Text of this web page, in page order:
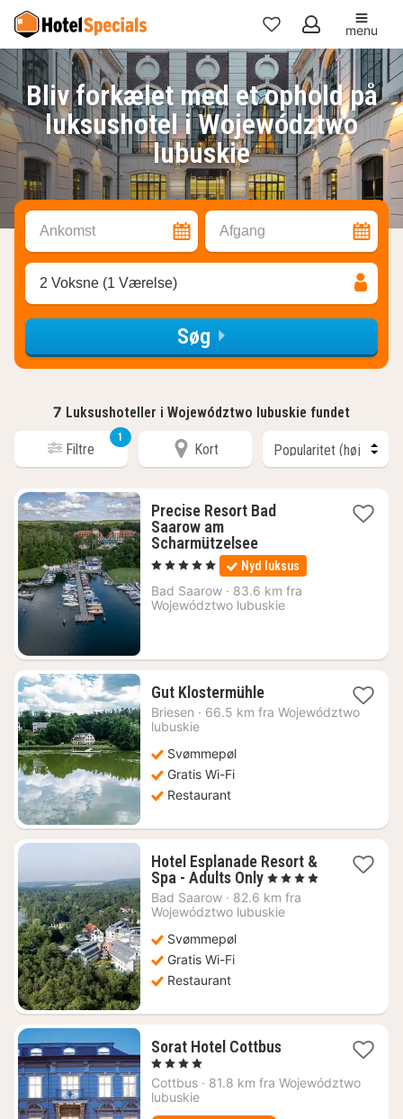
Mine
favoritter
menu
Bliv forkælet med et ophold på
luksushotel i Województwo
lubuskie
Ankomst Afgang
2 Voksne (1 Værelse)
Søg
7 Luksushoteller i Województwo lubuskie fundet
Filtre
1
Kort
Precise Resort Bad
Saarow am
Scharmützelsee2
nætter
fra
1138
kr.
, 5 Stjerner Nyd luksus
Bad Saarow · 83.6 km fra
Województwo lubuskie
Gut Klostermühle1
nat
Briesen · 66.5 km fra Województwo
lubuskie
Svømmepøl
Gratis Wi-Fi
Restaurant
Hotel Esplanade Resort &
Spa - Adults Only1
nat
fra
, 4 Stjerner
Bad Saarow · 82.6 km fra
Województwo lubuskie
Svømmepøl
Gratis Wi-Fi
Restaurant
Sorat Hotel Cottbus1
fra
792
, 4 Stjerner
Cottbus · 81.8 km fra Województwo
lubuskie